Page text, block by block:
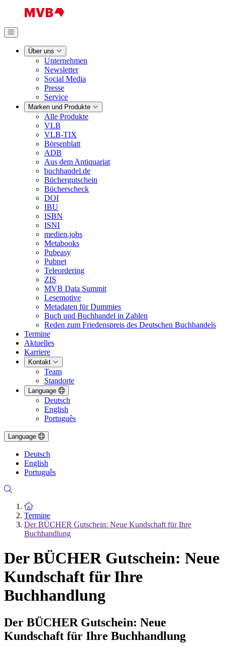
Über uns
Unternehmen
Newsletter
Social Media
Presse
Service
Marken und Produkte
Alle Produkte
VLB
VLB-TIX
Börsenblatt
ADB
Aus dem Antiquariat
buchhandel.de
Büchergutschein
Bücherscheck
DOI
IBU
ISBN
ISNI
medien.jobs
Metabooks
Pubeasy
Pubnet
Teleordering
ZIS
MVB Data Summit
Lesemotive
Metadaten für Dummies
Buch und Buchhandel in Zahlen
Reden zum Friedenspreis des Deutschen Buchhandels
Termine
Aktuelles
Karriere
Kontakt
Team
Standorte
Language
Deutsch
English
Português
Language
Deutsch
English
Português
Zur Startseite
Termine
Der BÜCHER Gutschein: Neue Kundschaft für Ihre
Buchhandlung
Der BÜCHER Gutschein: Neue
Kundschaft für Ihre
Buchhandlung
Der BÜCHER Gutschein: Neue
Kundschaft für Ihre Buchhandlung